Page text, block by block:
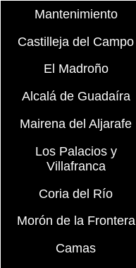
Mantenimiento
Castilleja del Campo
El Madroño
Alcalá de Guadaíra
Mairena del Aljarafe
Los Palacios y
Villafranca
Coria del Río
Morón de la Frontera
Camas